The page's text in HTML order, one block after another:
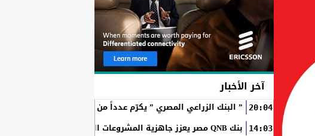
آخر الأخبار
20:04 ” البنك الزراعي المصري ” يكرّم عدداً من موظفيه المتميزين
14:03 بنك QNB مصر يعزز جاهزية المشروعات الصغيرة والمتوسطة للنمو والتوسع من خلال برنامج أبطال المشروعات الصغيرة...